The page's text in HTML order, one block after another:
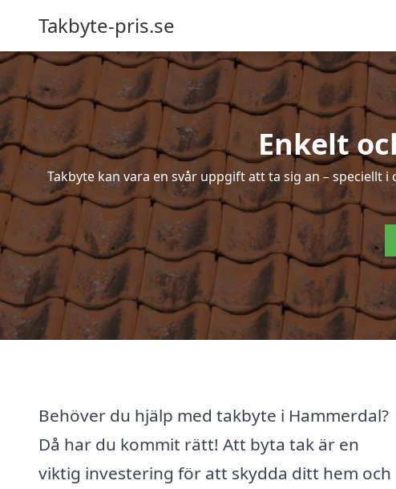
Takbyte-pris.se
Enkelt
Takbyte kan vara en svår uppgift att ta sig an –
Behöver du hjälp med takbyte i Hammerdal?
Då har du kommit rätt! Att byta tak är en
viktig investering för att skydda ditt hem och